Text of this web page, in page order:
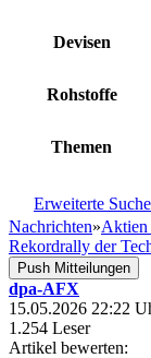
Devisen
Rohstoffe
Themen
Erweiterte Suche
Nachrichten»Aktien
Rekordrally der
Push Mitteilungen
dpa-AFX
15.05.2026 22:22
1.254 Leser
Artikel bewerten: